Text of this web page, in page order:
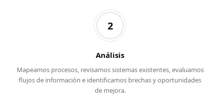
2
Análisis
Mapeamos procesos, revisamos sistemas existentes, evaluamos
flujos de información e identificamos brechas y oportunidades
de mejora.